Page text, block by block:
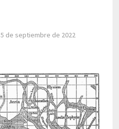
5 de septiembre de 2022